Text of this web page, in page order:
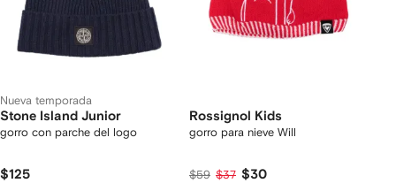
Nueva temporada
Stone Island Junior
gorro con parche del logo
$125
Rossignol Kids
gorro para nieve Will
$59 $37 $30